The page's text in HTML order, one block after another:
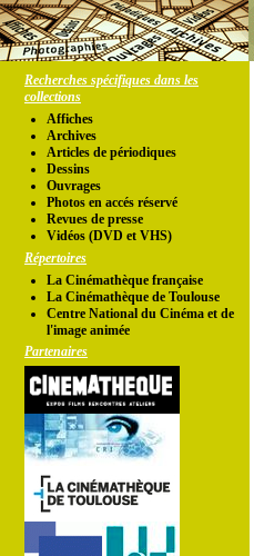
Recherches spécifiques dans les
collections
Affiches
Archives
Articles de périodiques
Dessins
Ouvrages
Photos en accés réservé
Revues de presse
Vidéos (DVD et VHS)
Répertoires
La Cinémathèque française
La Cinémathèque de Toulouse
Centre National du Cinéma et de
l'image animée
Partenaires